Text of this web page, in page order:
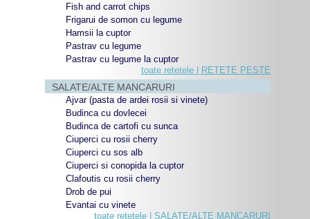
Fish and carrot chips
Frigarui de somon cu legume
Hamsii la cuptor
Pastrav cu legume
Pastrav cu legume la cuptor
toate retetele | RETETE PESTE
SALATE/ALTE MANCARURI
Ajvar (pasta de ardei rosii si vinete)
Budinca cu dovlecei
Budinca de cartofi cu sunca
Ciuperci cu rosii cherry
Ciuperci cu sos alb
Ciuperci si conopida la cuptor
Clafoutis cu rosii cherry
Drob de pui
Evantai cu vinete
toate retetele | SALATE/ALTE MANCARURI